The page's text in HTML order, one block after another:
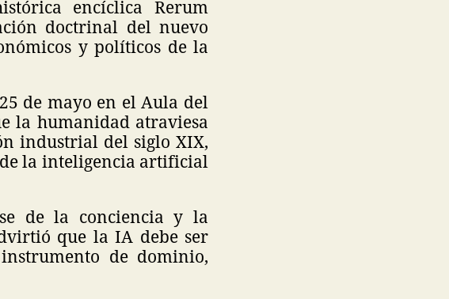
encíclica Rerum
doctrinal del nuevo
y políticos de la
de mayo en el Aula del
la humanidad atraviesa
industrial del siglo XIX,
la inteligencia artificial
de la conciencia y la
que la IA debe ser
de dominio,